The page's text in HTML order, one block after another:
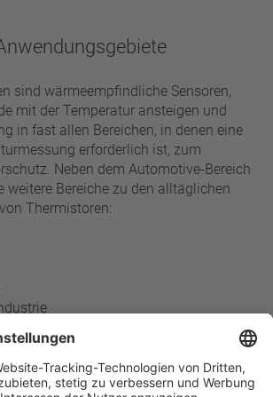
sind wärmeempfindliche Sensoren,
mit der Temperatur ansteigen und
in fast allen Bereichen, in denen eine
erforderlich ist, zum
Neben dem Automotive-Bereich
weitere Bereiche zu den alltäglichen
Thermistoren: